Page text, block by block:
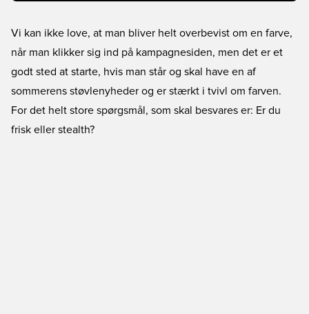
Vi kan ikke love, at man bliver helt overbevist om en farve,
når man klikker sig ind på kampagnesiden, men det er et
godt sted at starte, hvis man står og skal have en af
sommerens støvlenyheder og er stærkt i tvivl om farven.
For det helt store spørgsmål, som skal besvares er: Er du
frisk eller stealth?